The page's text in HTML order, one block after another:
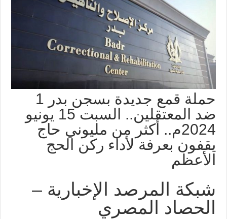
حملة قمع جديدة بسجن بدر 1
ضد المعتقلين.. السبت 15 يونيو
2024م.. أكثر من مليوني حاج
يقفون بعرفة لأداء ركن الحج
الأعظم
شبكة المرصد الإخبارية –
الحصاد المصري